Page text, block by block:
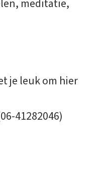
meditatie,
je leuk om hier
41282046)